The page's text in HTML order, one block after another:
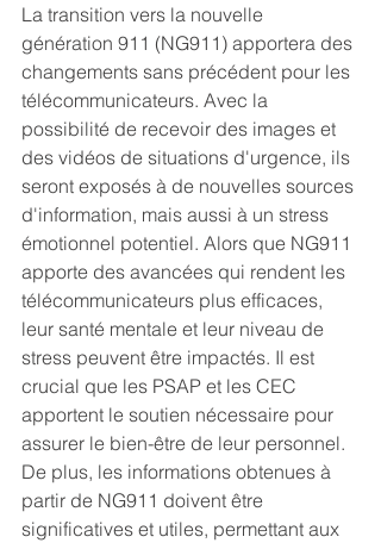
La transition vers la nouvelle
génération 911 (NG911) apportera des
changements sans précédent pour les
télécommunicateurs. Avec la
possibilité de recevoir des images et
des vidéos de situations d'urgence, ils
seront exposés à de nouvelles sources
d'information, mais aussi à un stress
émotionnel potentiel. Alors que NG911
apporte des avancées qui rendent les
télécommunicateurs plus efficaces,
leur santé mentale et leur niveau de
stress peuvent être impactés. Il est
crucial que les PSAP et les CEC
apportent le soutien nécessaire pour
assurer le bien-être de leur personnel.
De plus, les informations obtenues à
partir de NG911 doivent être
significatives et utiles, permettant aux